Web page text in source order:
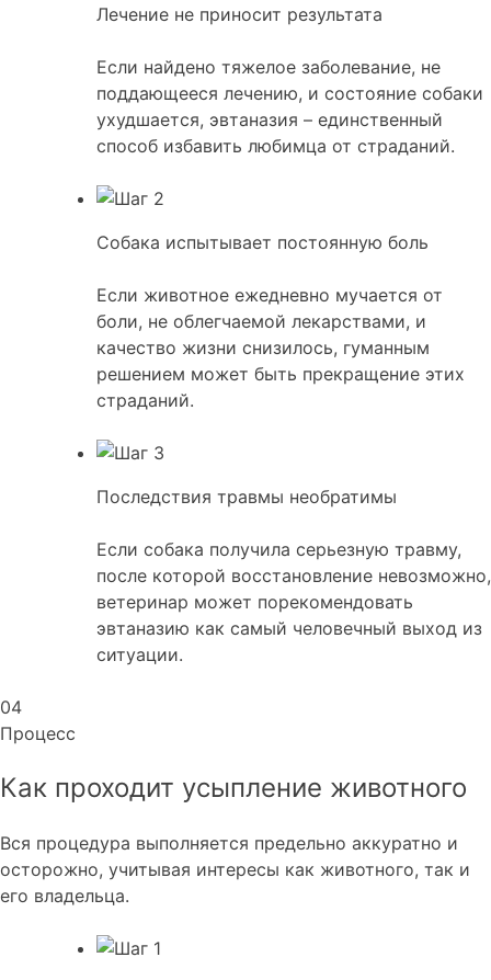
Лечение не приносит результата
Если найдено тяжелое заболевание, не
поддающееся лечению, и состояние собаки
ухудшается, эвтаназия – единственный
способ избавить любимца от страданий.
Собака испытывает постоянную боль
Если животное ежедневно мучается от
боли, не облегчаемой лекарствами, и
качество жизни снизилось, гуманным
решением может быть прекращение этих
страданий.
Последствия травмы необратимы
Если собака получила серьезную травму,
после которой восстановление невозможно,
ветеринар может порекомендовать
эвтаназию как самый человечный выход из
ситуации.
04
Процесс
Как проходит усыпление животного
Вся процедура выполняется предельно аккуратно и
осторожно, учитывая интересы как животного, так и
его владельца.